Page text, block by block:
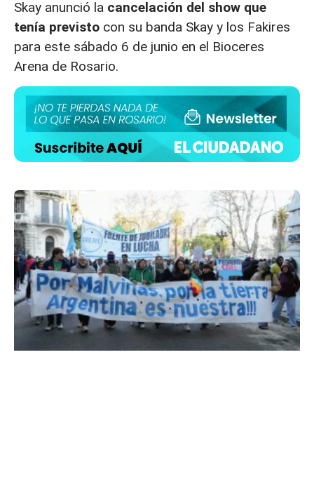
Skay anunció la cancelación del show que
tenía previsto con su banda Skay y los Fakires
para este sábado 6 de junio en el Bioceres
Arena de Rosario.